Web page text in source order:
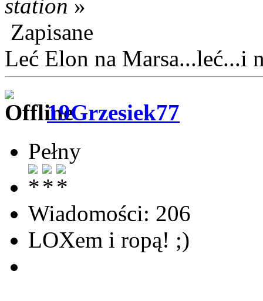
station »
Zapisane
Leć Elon na Marsa...leć...i
19Grzesiek77
Pełny
Wiadomości: 206
LOXem i ropą! ;)